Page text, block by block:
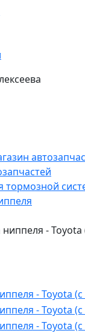
тормозной
-